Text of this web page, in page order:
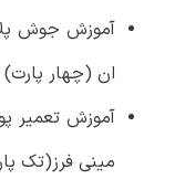
آموزش جوش
ان (چهار پارت)
آموزش تعمیر
مینی فرز(تک